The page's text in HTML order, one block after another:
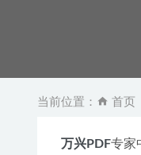
当前位置： 首页
万兴PDF专家